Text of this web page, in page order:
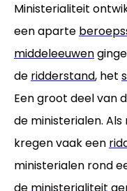
Ministerialiteit
een aparte
middeleeuwen
de ridderstand, het
Een groot deel van
de ministerialen.
kregen vaak een
ministerialen rond